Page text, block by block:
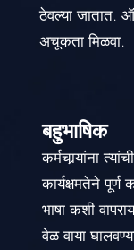
ठेवल्या जातात.
अचूकता मिळवा.
बहुभाषिक
कर्मचार्‍यांना
कार्यक्षमतेने पूर्ण
भाषा कशी
वेळ वाया